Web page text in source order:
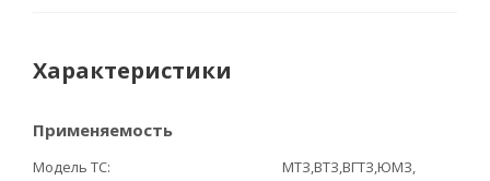
Характеристики
Применяемость
Модель ТС
МТЗ,ВТЗ,ВГТЗ,ЮМЗ,